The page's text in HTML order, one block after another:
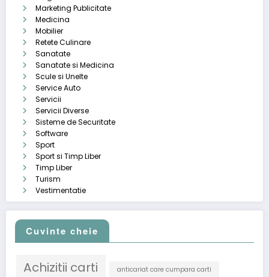
Marketing Publicitate
Medicina
Mobilier
Retete Culinare
Sanatate
Sanatate si Medicina
Scule si Unelte
Service Auto
Servicii
Servicii Diverse
Sisteme de Securitate
Software
Sport
Sport si Timp Liber
Timp Liber
Turism
Vestimentatie
Cuvinte cheie
Achizitii carti anticariat care cumpara carti